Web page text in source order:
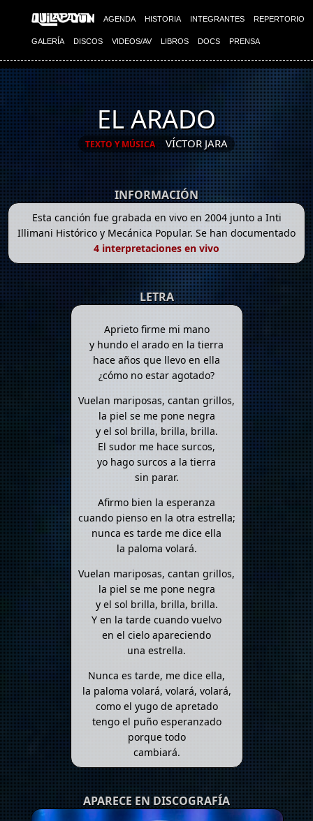
AGENDA HISTORIA INTEGRANTES REPERTORIO
GALERÍA DISCOS VIDEOS/AV LIBROS DOCS PRENSA
EL ARADO
TEXTO Y MÚSICA VÍCTOR JARA
INFORMACIÓN
Esta canción fue grabada en vivo en 2004 junto a Inti
Illimani Histórico y Mecánica Popular. Se han documentado
4 interpretaciones en vivo
LETRA
Aprieto firme mi mano
y hundo el arado en la tierra
hace años que llevo en ella
¿cómo no estar agotado?
Vuelan mariposas, cantan grillos,
la piel se me pone negra
y el sol brilla, brilla, brilla.
El sudor me hace surcos,
yo hago surcos a la tierra
sin parar.
Afirmo bien la esperanza
cuando pienso en la otra estrella;
nunca es tarde me dice ella
la paloma volará.
Vuelan mariposas, cantan grillos,
la piel se me pone negra
y el sol brilla, brilla, brilla.
Y en la tarde cuando vuelvo
en el cielo apareciendo
una estrella.
Nunca es tarde, me dice ella,
la paloma volará, volará, volará,
como el yugo de apretado
tengo el puño esperanzado
porque todo
cambiará.
APARECE EN DISCOGRAFÍA